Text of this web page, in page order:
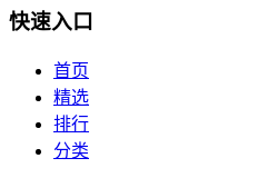
快速入口
首页
精选
排行
分类